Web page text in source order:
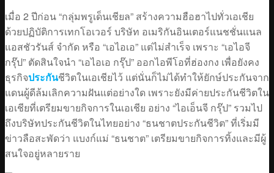
เมื่อ 2 ปีก่อน “กลุ่มพรูเด็นเชียล” สร้างความฮือฮาไปทั่วเอเชีย
ด้วยปฏิบัติการเทกโอเวอร์ บริษัท อเมริกันอินเตอร์แนชชั่นแนล
แอสชัวรันส์ จำกัด หรือ “เอไอเอ” แต่ไม่สำเร็จ เพราะ “เอไอจี
กรุ๊ป” ตัดสินใจนำ “เอไอเอ กรุ๊ป” ออกไอพีโอที่ฮ่องกง เพื่อยังคง
ธุรกิจประกันชีวิตในเอเชียไว้ แต่นั่นก็ไม่ได้ทำให้ยักษ์ประกันจาก
แดนผู้ดีล้มเลิกความฝันแต่อย่างใด เพราะยังมีค่ายประกันชีวิตใน
เอเชียที่เตรียมขายกิจการในเอเชีย อย่าง “ไอเอ็นจี กรุ๊ป” รวมไป
ถึงบริษัทประกันชีวิตในไทยอย่าง “ธนชาตประกันชีวิต” ที่เริ่มมี
ข่าวลือสะพัดว่า แบงก์แม่ “ธนชาต” เตรียมขายกิจการทิ้งและมีผู้
สนใจอยู่หลายราย